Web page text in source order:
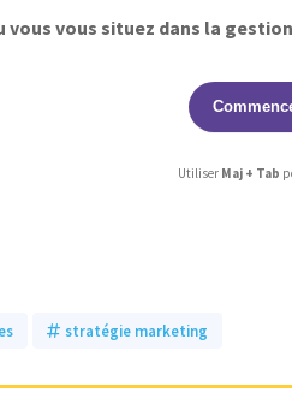
vous vous situez dans la
Utiliser Maj + Tab
stratégie marketing